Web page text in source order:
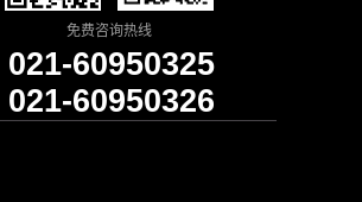
免费咨询热线
021-60950325
021-60950326